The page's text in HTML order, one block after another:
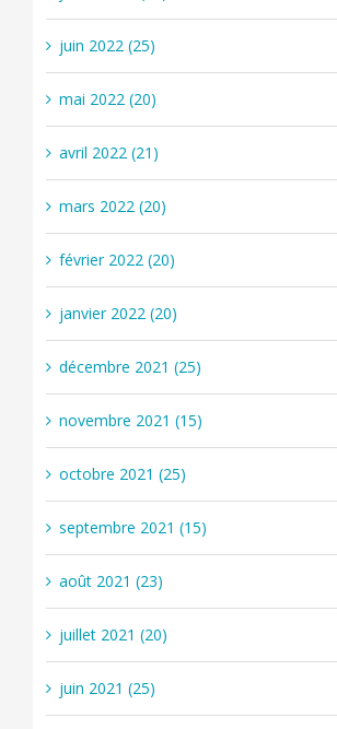
juin 2022 (25)
mai 2022 (20)
avril 2022 (21)
mars 2022 (20)
février 2022 (20)
janvier 2022 (20)
décembre 2021 (25)
novembre 2021 (15)
octobre 2021 (25)
septembre 2021 (15)
août 2021 (23)
juillet 2021 (20)
juin 2021 (25)